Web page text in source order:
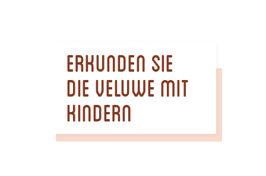
a
g
e
Erkunden Sie
die Veluwe mit
Kindern